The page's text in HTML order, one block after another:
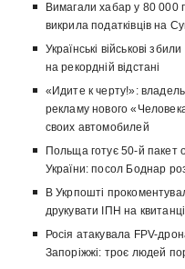
Вимагали хабар у 80 000
викрила податківців на
Українські військові
на рекордній відстані
«Идите к черту!»:
рекламу нового
своих автомобилей
Польща готує 50-й пакет
України: посол Боднар
В Укрпошті
друкувати ІПН на
Росія атакувала FPV-
Запоріжжі: троє людей